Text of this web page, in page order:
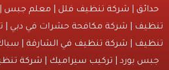
|شركة تنظيف فلل |معلم جبس|
| شركة مكافحة حشرات في دبي |
|شركة تنظيف في الشارقة| سباك |
بورد |تركيب سيراميك|شركة تنظيف